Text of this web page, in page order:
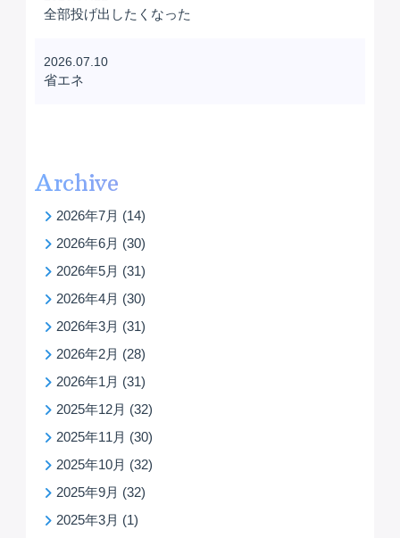
全部投げ出したくなった
2026.07.10
省エネ
Archive
2026年7月 (14)
2026年6月 (30)
2026年5月 (31)
2026年4月 (30)
2026年3月 (31)
2026年2月 (28)
2026年1月 (31)
2025年12月 (32)
2025年11月 (30)
2025年10月 (32)
2025年9月 (32)
2025年3月 (1)